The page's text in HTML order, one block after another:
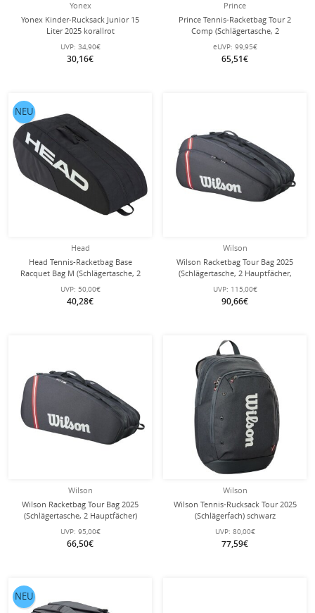
Yonex
Yonex Kinder-Rucksack Junior 15
Liter 2025 korallrot
UVP: 34,90€
30,16€
Prince
Prince Tennis-Racketbag Tour 2
Comp (Schlägertasche, 2
Hauptfächer, Thermofach) 2025
schwarz/blau 6er
eUVP: 99,95€
65,51€
Head
Head Tennis-Racketbag Base
Racquet Bag M (Schlägertasche, 2
Hauptfächer) 2025 schwarz 6er
UVP: 50,00€
40,28€
NEU
Wilson
Wilson Racketbag Tour Bag 2025
(Schlägertasche, 2 Hauptfächer,
Schuhfach) schwarz 12er
UVP: 115,00€
90,66€
Wilson
Wilson Racketbag Tour Bag 2025
(Schlägertasche, 2 Hauptfächer)
schwarz 6er
UVP: 95,00€
66,50€
Wilson
Wilson Tennis-Rucksack Tour 2025
(Schlägerfach) schwarz
UVP: 80,00€
77,59€
NEU